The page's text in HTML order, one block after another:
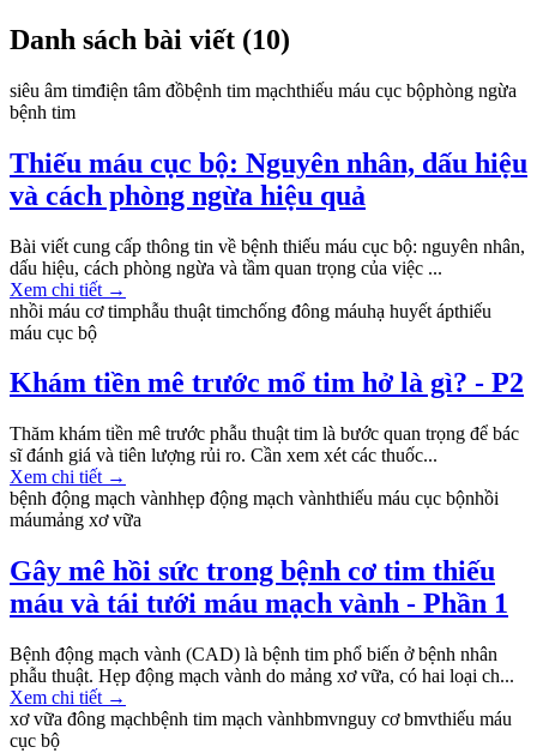
Danh sách bài viết (10)
siêu âm timđiện tâm đồbệnh tim mạchthiếu máu cục bộphòng ngừa
bệnh tim
Thiếu máu cục bộ: Nguyên nhân, dấu hiệu
và cách phòng ngừa hiệu quả
Bài viết cung cấp thông tin về bệnh thiếu máu cục bộ: nguyên nhân,
dấu hiệu, cách phòng ngừa và tầm quan trọng của việc ...
Xem chi tiết →
nhồi máu cơ timphẫu thuật timchống đông máuhạ huyết ápthiếu
máu cục bộ
Khám tiền mê trước mổ tim hở là gì? - P2
Thăm khám tiền mê trước phẫu thuật tim là bước quan trọng để bác
sĩ đánh giá và tiên lượng rủi ro. Cần xem xét các thuốc...
Xem chi tiết →
bệnh động mạch vànhhẹp động mạch vànhthiếu máu cục bộnhồi
máumảng xơ vữa
Gây mê hồi sức trong bệnh cơ tim thiếu
máu và tái tưới máu mạch vành - Phần 1
Bệnh động mạch vành (CAD) là bệnh tim phổ biến ở bệnh nhân
phẫu thuật. Hẹp động mạch vành do mảng xơ vữa, có hai loại ch...
Xem chi tiết →
xơ vữa đông mạchbệnh tim mạch vànhbmvnguy cơ bmvthiếu máu
cục bộ